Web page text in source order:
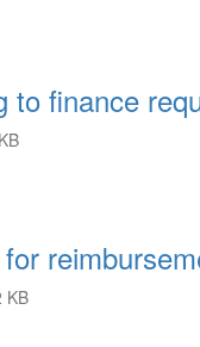
to finance
KB